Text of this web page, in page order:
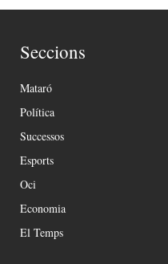
Seccions
Mataró
Política
Successos
Esports
Oci
Economia
El Temps